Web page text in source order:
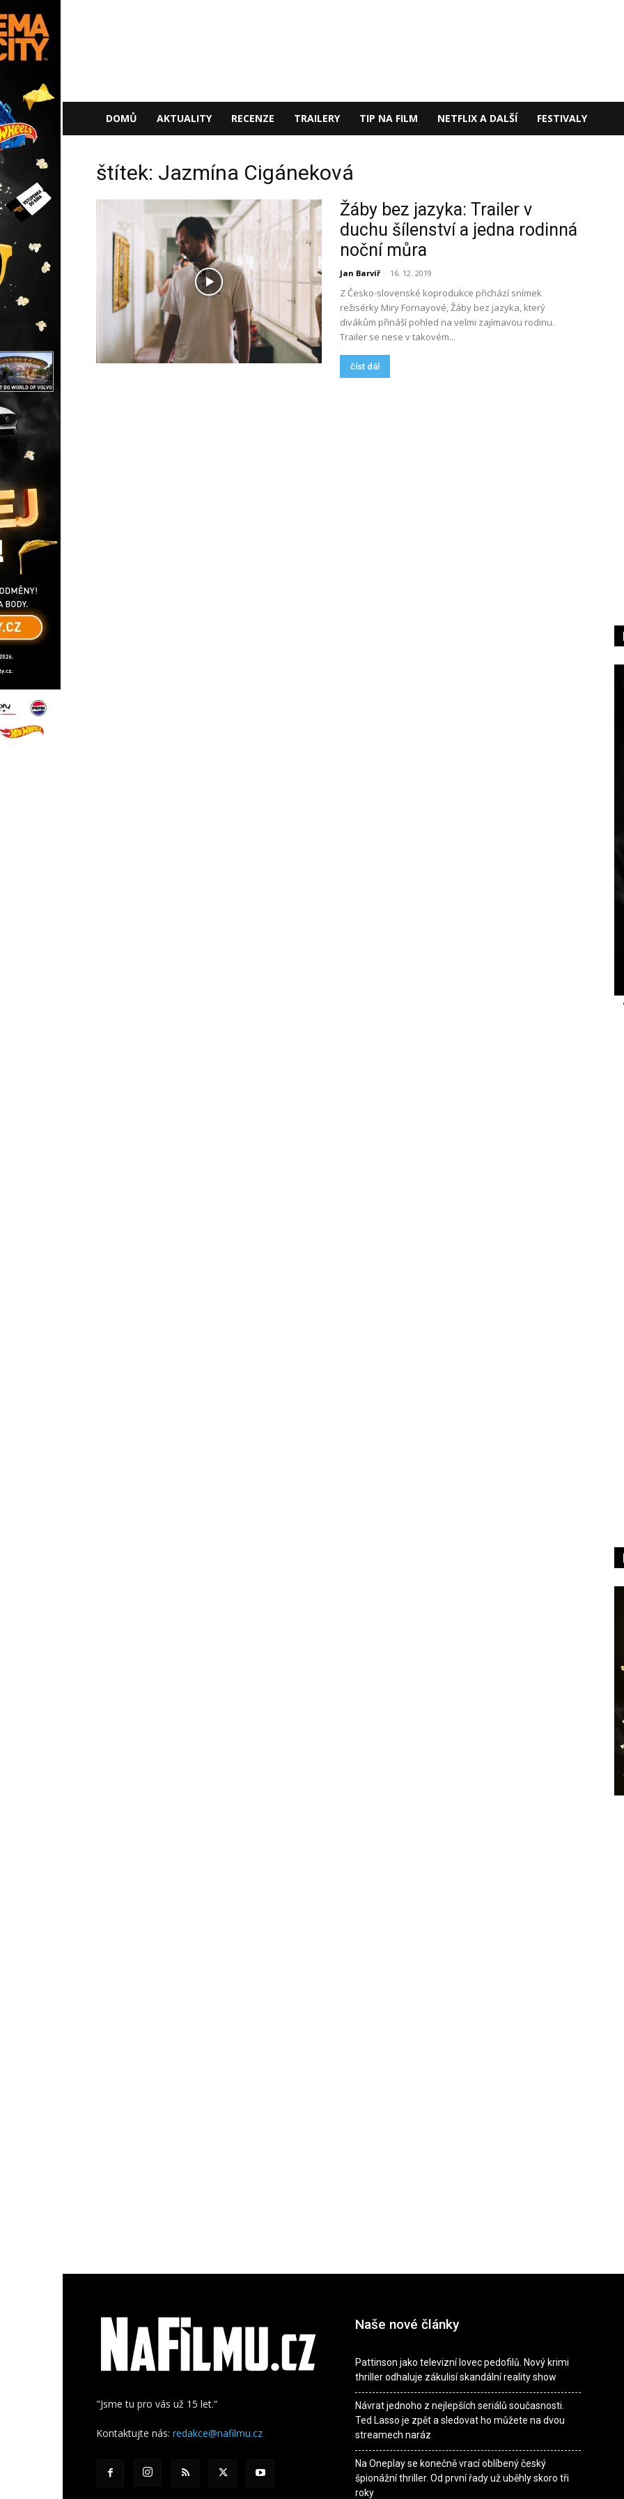
DOMŮ AKTUALITY RECENZE TRAILERY TIP NA FILM NETFLIX A DALŠÍ FESTIVALY
štítek: Jazmína Cigáneková
Žáby bez jazyka: Trailer v
duchu šílenství a jedna rodinná
noční můra
Jan Barvíř - 16. 12. 2019
Z Česko-slovenské koprodukce přichází snímek
režisérky Miry Fornayové, Žáby bez jazyka, který
divákům přináší pohled na velmi zajímavou rodinu.
Trailer se nese v takovém...
číst dál
"Jsme tu pro vás už 15 let.“
Kontaktujte nás: redakce@nafilmu.cz
Naše nové články
Pattinson jako televizní lovec pedofilů. Nový krimi
thriller odhaluje zákulisí skandální reality show
Návrat jednoho z nejlepších seriálů současnosti.
Ted Lasso je zpět a sledovat ho můžete na dvou
streamech naráz
Na Oneplay se konečně vrací oblíbený český
špionážní thriller. Od první řady už uběhly skoro tři
roky